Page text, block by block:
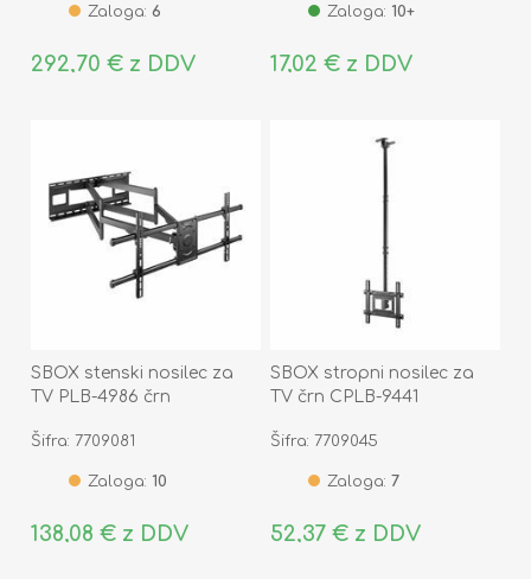
Zaloga: 6
292,70 € z DDV
Zaloga: 10+
17,02 € z DDV
SBOX stenski nosilec za
TV PLB-4986 črn
Šifra: 7709081
Zaloga: 10
138,08 € z DDV
SBOX stropni nosilec za
TV črn CPLB-9441
Šifra: 7709045
Zaloga: 7
52,37 € z DDV